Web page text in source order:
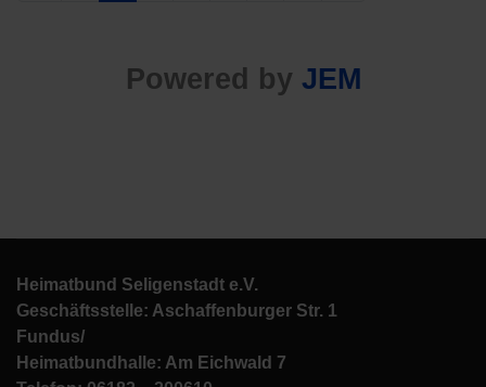
Powered by JEM
Heimatbund Seligenstadt e.V.
Geschäftsstelle: Aschaffenburger Str. 1
Fundus/
Heimatbundhalle: Am Eichwald 7